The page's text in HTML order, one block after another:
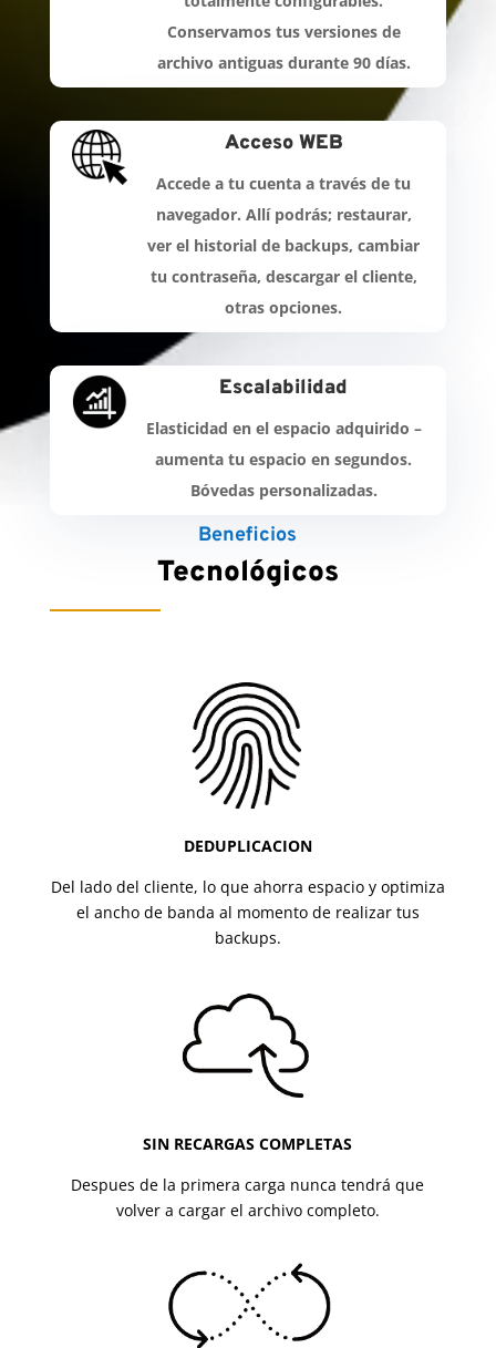
Conservamos tus versiones de
archivo antiguas durante 90 días.
Acceso WEB
Accede a tu cuenta a través de tu
navegador. Allí podrás; restaurar,
ver el historial de backups, cambiar
tu contraseña, descargar el cliente,
otras opciones.
Escalabilidad
Elasticidad en el espacio adquirido –
aumenta tu espacio en segundos.
Bóvedas personalizadas.
Beneficios
Tecnológicos
DEDUPLICACION
Del lado del cliente, lo que ahorra espacio y optimiza
el ancho de banda al momento de realizar tus
backups.
SIN RECARGAS COMPLETAS
Despues de la primera carga nunca tendrá que
volver a cargar el archivo completo.